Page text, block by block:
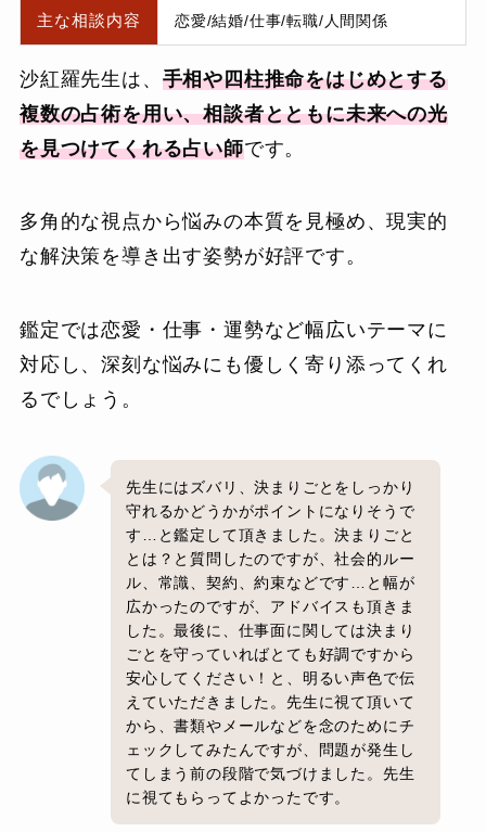
主な相談内容 恋愛/結婚/仕事/転職/人間関係
沙紅羅先生は、 手相や四柱推命をはじめとする
複数の占術を用い、相談者とともに未来への光
を見つけてくれる占い師です。
多角的な視点から悩みの本質を見極め、現実的
な解決策を導き出す姿勢が好評です。
鑑定では恋愛・仕事・運勢など幅広いテーマに
対応し、深刻な悩みにも優しく寄り添ってくれ
るでしょう。
先生にはズバリ、決まりごとをしっかり
守れるかどうかがポイントになりそうで
す…と鑑定して頂きました。決まりごと
とは？と質問したのですが、社会的ルー
ル、常識、契約、約束などです…と幅が
広かったのですが、アドバイスも頂きま
した。最後に、仕事面に関しては決まり
ごとを守っていればとても好調ですから
安心してください！と、明るい声色で伝
えていただきました。先生に視て頂いて
から、書類やメールなどを念のためにチ
ェックしてみたんですが、問題が発生し
てしまう前の段階で気づけました。先生
に視てもらってよかったです。